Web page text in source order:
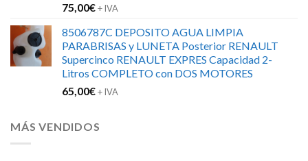
75,00€+ IVA
8506787C DEPOSITO AGUA LIMPIA
PARABRISAS y LUNETA Posterior RENAULT
Supercinco RENAULT EXPRES Capacidad 2-
Litros COMPLETO con DOS MOTORES
65,00€+ IVA
MÁS VENDIDOS